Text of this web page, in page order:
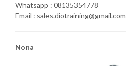
Whatsapp : 08135354778
Email : sales.diotraining@gmail.com
Nona